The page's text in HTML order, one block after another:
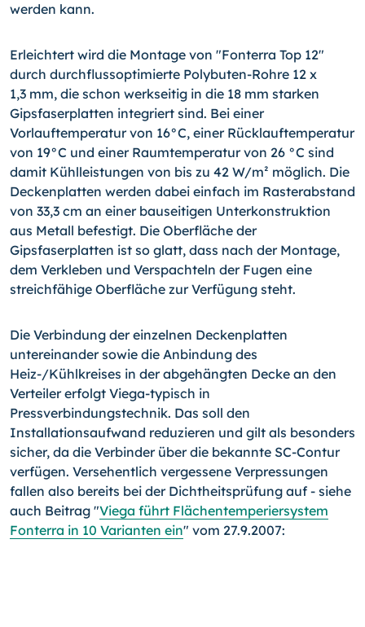
werden kann.
Erleichtert wird die Montage von "Fonterra Top 12"
durch durchflussoptimierte Polybuten-Rohre 12 x
1,3 mm, die schon werkseitig in die 18 mm starken
Gipsfaserplatten integriert sind. Bei einer
Vorlauftemperatur von 16°C, einer Rücklauftemperatur
von 19°C und einer Raumtemperatur von 26 °C sind
damit Kühlleistungen von bis zu 42 W/m² möglich. Die
Deckenplatten werden dabei einfach im Rasterabstand
von 33,3 cm an einer bauseitigen Unterkonstruktion
aus Metall befestigt. Die Oberfläche der
Gipsfaserplatten ist so glatt, dass nach der Montage,
dem Verkleben und Verspachteln der Fugen eine
streichfähige Oberfläche zur Verfügung steht.
Die Verbindung der einzelnen Deckenplatten
untereinander sowie die Anbindung des
Heiz-/Kühlkreises in der abgehängten Decke an den
Verteiler erfolgt Viega-typisch in
Pressverbindungstechnik. Das soll den
Installationsaufwand reduzieren und gilt als besonders
sicher, da die Verbinder über die bekannte SC-Contur
verfügen. Versehentlich vergessene Verpressungen
fallen also bereits bei der Dichtheitsprüfung auf - siehe
auch Beitrag "Viega führt Flächentemperiersystem
Fonterra in 10 Varianten ein" vom 27.9.2007: